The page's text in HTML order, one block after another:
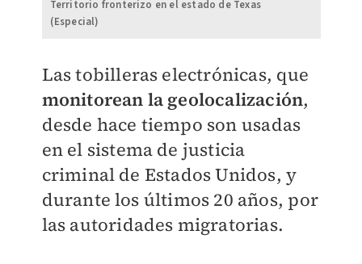
Territorio fronterizo en el estado de Texas
(Especial)
Las tobilleras electrónicas, que
monitorean la geolocalización,
desde hace tiempo son usadas
en el sistema de justicia
criminal de Estados Unidos, y
durante los últimos 20 años, por
las autoridades migratorias.